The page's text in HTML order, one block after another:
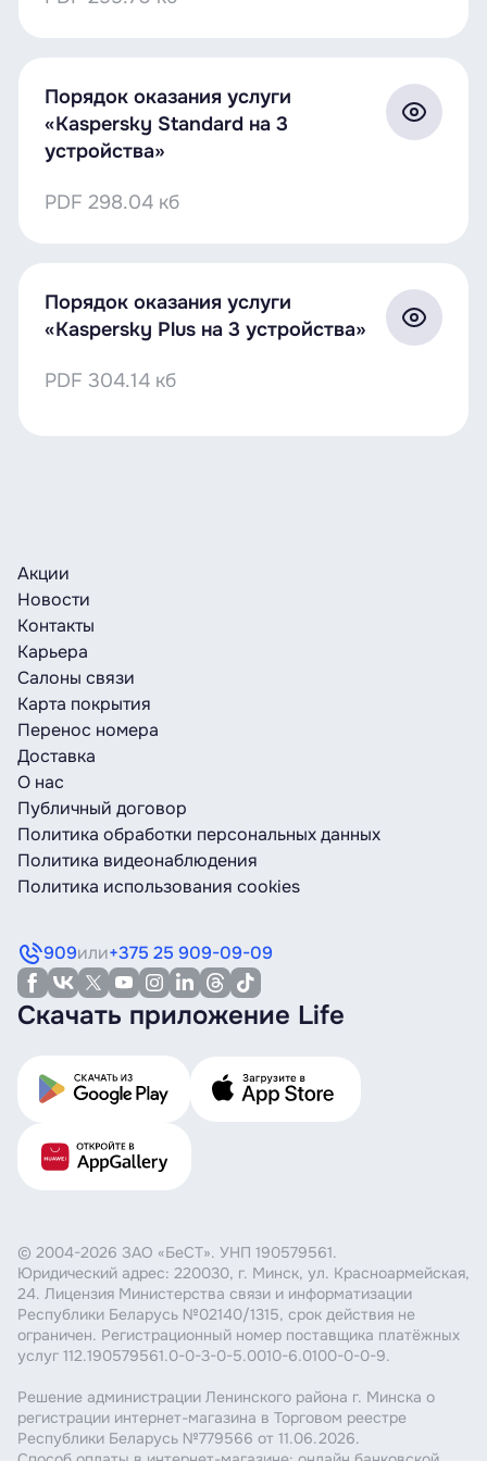
бесплатной подписки Kaspersky можно
посмотретьздесь.
Порядок оказания услуги
«Kaspersky Standard на 3
устройства»
PDF 298.04 кб
Порядок оказания услуги
«Kaspersky Plus на 3 устройства»
PDF 304.14 кб
Акции
Новости
Контакты
Карьера
Салоны связи
Карта покрытия
Перенос номера
Доставка
О нас
Публичный договор
Политика обработки персональных данных
Политика видеонаблюдения
Политика использования cookies
909или+375 25 909-09-09
Скачать приложение Life
© 2004-2026 ЗАО «БеСТ». УНП 190579561.
Юридический адрес: 220030, г. Минск, ул. Красноармейская,
24. Лицензия Министерства связи и информатизации
Республики Беларусь №02140/1315, срок действия не
ограничен. Регистрационный номер поставщика платёжных
услуг 112.190579561.0-0-3-0-5.0010-6.0100-0-0-9.
Решение администрации Ленинского района г. Минска о
регистрации интернет-магазина в Торговом реестре
Республики Беларусь №779566 от 11.06.2026.